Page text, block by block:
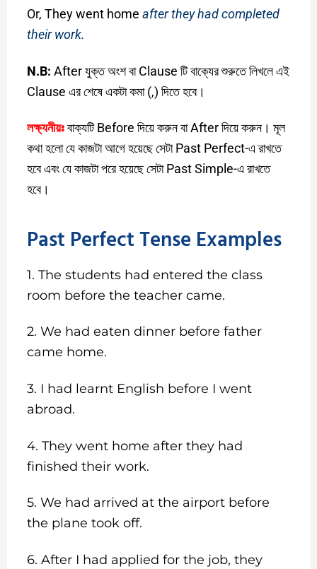
Or, They went homeafter they had completed
their work.
N.B: After যুক্ত অংশ বা Clause টি বাক্যের শুরুতে লিখলে এই
Clause এর শেষে একটা কমা (,) দিতে হবে।
লক্ষ্যনীয়ঃবাক্যটি Before দিয়ে করুন বা After দিয়ে করুন। মূল
কথা হলো যে কাজটা আগে হয়েছে সেটা Past Perfect-এ রাখতে
হবে এবং যে কাজটা পরে হয়েছে সেটা Past Simple-এ রাখতে
হবে।
Past Perfect Tense Examples
1. The students had entered the class
room before the teacher came.
2. We had eaten dinner before father
came home.
3. I had learnt English before I went
abroad.
4. They went home after they had
finished their work.
5. We had arrived at the airport before
the plane took off.
6. After I had applied for the job, they